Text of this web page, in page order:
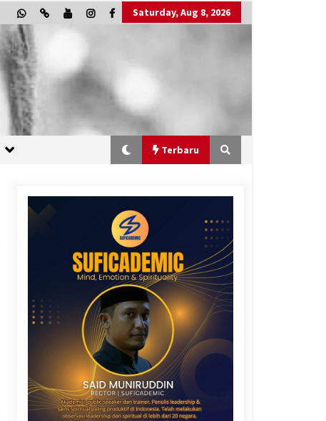
Saturday, Aug 8, 2026
Terbaru
“One Piece”, Cara Barat Mengejar
2 months ago
“Allahukrasi”: The Power of
Management!
3 months ago
Said Muniruddin Latih Mental dan
Spiritual 80 Siswa YPHC
3 months ago